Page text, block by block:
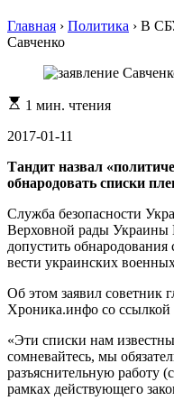
Главная › Политика › В
Савченко
Расчетное
чтения
1 мин. чтения
2017-01-11
Тандит назвал
обнародовать списки
Служба безопасности
Верховной рады Украины
допустить
вести украинских
Об этом заявил
Хроника.инфо со
«Эти списки нам
сомневайтесь, мы
разъяснительную работу
рамках действующего